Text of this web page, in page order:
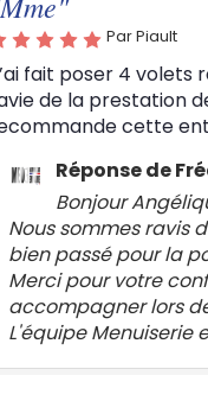
Par Piault
fait poser 4 volets
de la prestation
cette
Réponse de
Bonjour
Nous sommes ravis
bien passé pour la
Merci pour votre
accompagner lors
L'équipe Menuiserie